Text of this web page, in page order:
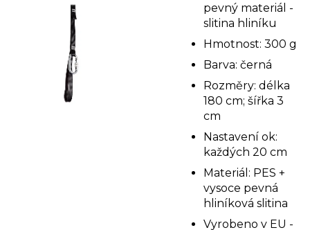
pevný materiál -
slitina hliníku
Hmotnost: 300 g
Barva: černá
Rozměry: délka
180 cm; šířka 3
cm
Nastavení ok:
každých 20 cm
Materiál: PES +
vysoce pevná
hliníková slitina
Vyrobeno v EU -